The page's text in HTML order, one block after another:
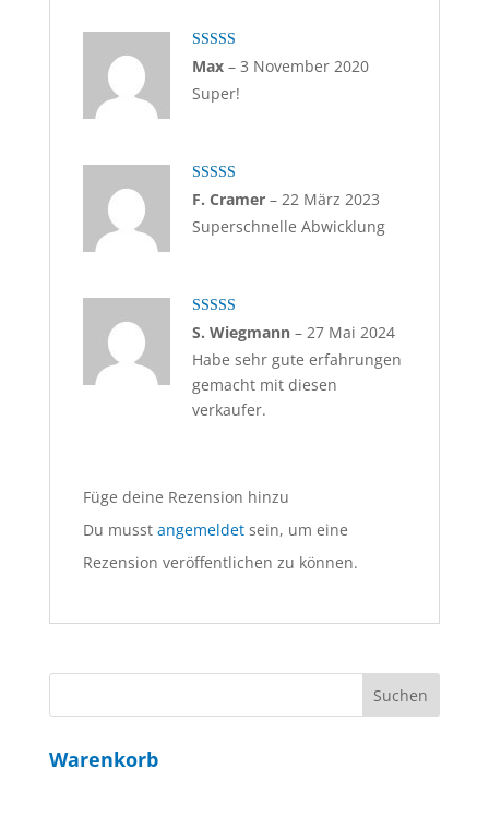
Bewertet mit
5von 5
Max – 3 November 2020
Super!
Bewertet
mit4 von
5
F. Cramer – 22 März 2023
Superschnelle Abwicklung
Bewertet mit
5 von 5
S. Wiegmann – 27 Mai 2024
Habe sehr gute erfahrungen
gemacht mit diesen
verkaufer.
Füge deine Rezension hinzu
Du musst angemeldetsein, um eine
Rezension veröffentlichen zu können.
Warenkorb